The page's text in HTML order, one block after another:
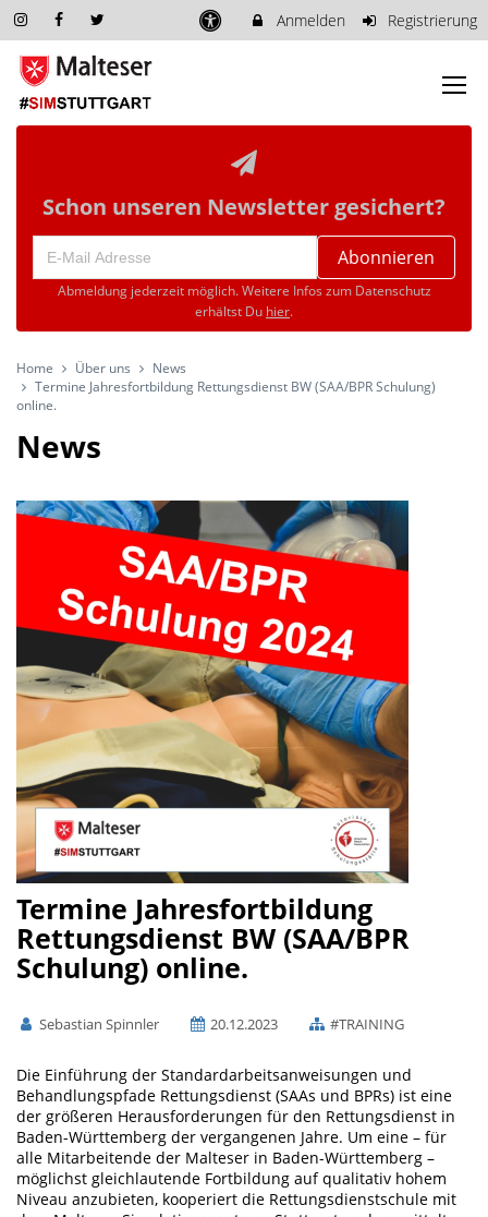
Anmelden Registrierung
Schon unseren Newsletter gesichert?
Abonnieren
Abmeldung jederzeit möglich. Weitere Infos zum Datenschutz
erhältst Du hier.
Home Über uns
News
Termine Jahresfortbildung Rettungsdienst BW (SAA/BPR Schulung)
online.
News
Termine Jahresfortbildung
Rettungsdienst BW (SAA/BPR
Schulung) online.
Sebastian Spinnler 20.12.2023 #TRAINING
Die Einführung der Standardarbeitsanweisungen und
Behandlungspfade Rettungsdienst (SAAs und BPRs) ist eine
der größeren Herausforderungen für den Rettungsdienst in
Baden-Württemberg der vergangenen Jahre. Um eine – für
alle Mitarbeitende der Malteser in Baden-Württemberg –
möglichst gleichlautende Fortbildung auf qualitativ hohem
Niveau anzubieten, kooperiert die Rettungsdienstschule mit